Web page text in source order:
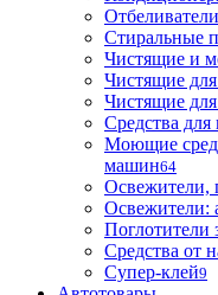
Стиральные
Чистящие и
Чистящие
Чистящие
Средства для
Моющие
машин64
Освежители,
Освежители:
Поглотители
Средства от
Супер-клей9